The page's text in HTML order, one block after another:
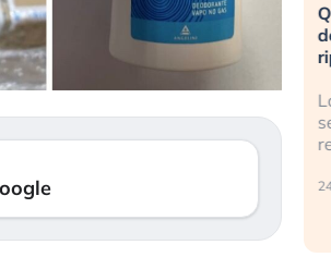
Quando la finanza pesa più
dell’economia reale. L’America sta
ripetendo gli errori del 2008?
La ricchezza mondiale cresce, ma è
sempre più sganciata
reale. (…)
24 luglio 2026